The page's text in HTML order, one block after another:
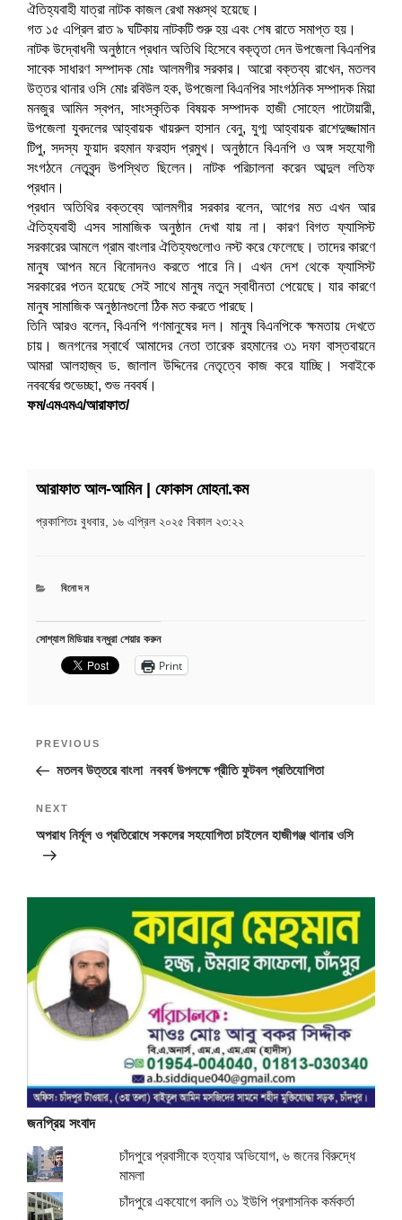
ঐতিহ্যবাহী যাত্রা নাটক কাজল রেখা মঞ্চস্থ হয়েছে।
গত ১৫ এপ্রিল রাত ৯ ঘটিকায় নাটকটি শুরু হয় এবং শেষ রাতে সমাপ্ত হয়।
নাটক উদ্বোধনী অনুষ্ঠানে প্রধান অতিথি হিসেবে বক্তৃতা দেন উপজেলা বিএনপির
সাবেক সাধারণ সম্পাদক মোঃ আলমগীর সরকার। আরো বক্তব্য রাখেন, মতলব
উত্তর থানার ওসি মোঃ রবিউল হক, উপজেলা বিএনপির সাংগঠনিক সম্পাদক মিয়া
মনজুর আমিন স্বপন, সাংস্কৃতিক বিষয়ক সম্পাদক হাজী সোহেল পাটোয়ারী,
উপজেলা যুবদলের আহ্বায়ক খায়রুল হাসান বেনু, যুগ্ম আহ্বায়ক রাশেদুজ্জামান
টিপু, সদস্য ফুয়াদ রহমান ফরহাদ প্রমুখ। অনুষ্ঠানে বিএনপি ও অঙ্গ সহযোগী
সংগঠনে নেতৃবৃন্দ উপস্থিত ছিলেন। নাটক পরিচালনা করেন আব্দুল লতিফ
প্রধান।
প্রধান অতিথির বক্তব্যে আলমগীর সরকার বলেন, আগের মত এখন আর
ঐতিহ্যবাহী এসব সামাজিক অনুষ্ঠান দেখা যায় না। কারণ বিগত ফ্যাসিস্ট
সরকারের আমলে গ্রাম বাংলার ঐতিহ্যগুলোও নস্ট করে ফেলেছে। তাদের কারণে
মানুষ আপন মনে বিনোদনও করতে পারে নি। এখন দেশ থেকে ফ্যাসিস্ট
সরকারের পতন হয়েছে সেই সাথে মানুষ নতুন স্বাধীনতা পেয়েছে। যার কারণে
মানুষ সামাজিক অনুষ্ঠানগুলো ঠিক মত করতে পারছে।
তিনি আরও বলেন, বিএনপি গণমানুষের দল। মানুষ বিএনপিকে ক্ষমতায় দেখতে
চায়। জনগনের স্বার্থে আমাদের নেতা তারেক রহমানের ৩১ দফা বাস্তবায়নে
আমরা আলহাজ্ব ড. জালাল উদ্দিনের নেতৃত্বে কাজ করে যাচ্ছি। সবাইকে
নববর্ষের শুভেচ্ছা, শুভ নববর্ষ।
ফম/এমএমএ/আরাফাত/
আরাফাত আল-আমিন | ফোকাস মোহনা.কম
প্রকাশিতঃ বুধবার, ১৬ এপ্রিল ২০২৫ বিকাল ২৩:২২
CATEGORIES
বিনোদন
সোশ্যাল মিডিয়ার বন্ধুরা শেয়ার করুন
Print
Previous
Post
PREVIOUS
মতলব উত্তরে বাংলা নববর্ষ উপলক্ষে প্রীতি ফুটবল প্রতিযোগিতা
Next
Post
NEXT
অপরাধ নির্মূল ও প্রতিরোধে সকলের সহযোগিতা চাইলেন হাজীগঞ্জ থানার ওসি
জনপ্রিয় সংবাদ
চাঁদপুরে প্রবাসীকে হত্যার অভিযোগ, ৬ জনের বিরুদ্ধে
মামলা
চাঁদপুরে একযোগে বদলি ৩১ ইউপি প্রশাসনিক কর্মকর্তা